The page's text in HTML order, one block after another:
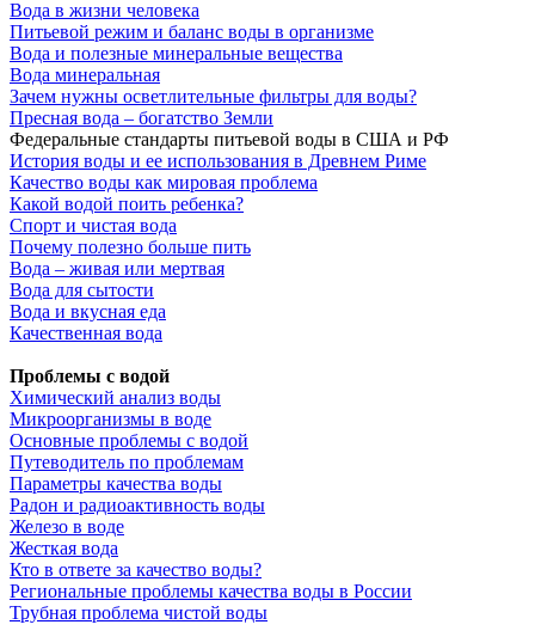
Вода в жизни человека
Питьевой режим и баланс воды в организме
Вода и полезные минеральные вещества
Вода минеральная
Зачем нужны осветлительные фильтры для воды?
Пресная вода – богатство Земли
Федеральные стандарты питьевой воды в США и РФ
История воды и ее использования в Древнем Риме
Качество воды как мировая проблема
Какой водой поить ребенка?
Спорт и чистая вода
Почему полезно больше пить
Вода – живая или мертвая
Вода для сытости
Вода и вкусная еда
Качественная вода
Проблемы с водой
Химический анализ воды
Микроорганизмы в воде
Основные проблемы с водой
Путеводитель по проблемам
Параметры качества воды
Радон и радиоактивность воды
Железо в воде
Жесткая вода
Кто в ответе за качество воды?
Региональные проблемы качества воды в России
Трубная проблема чистой воды